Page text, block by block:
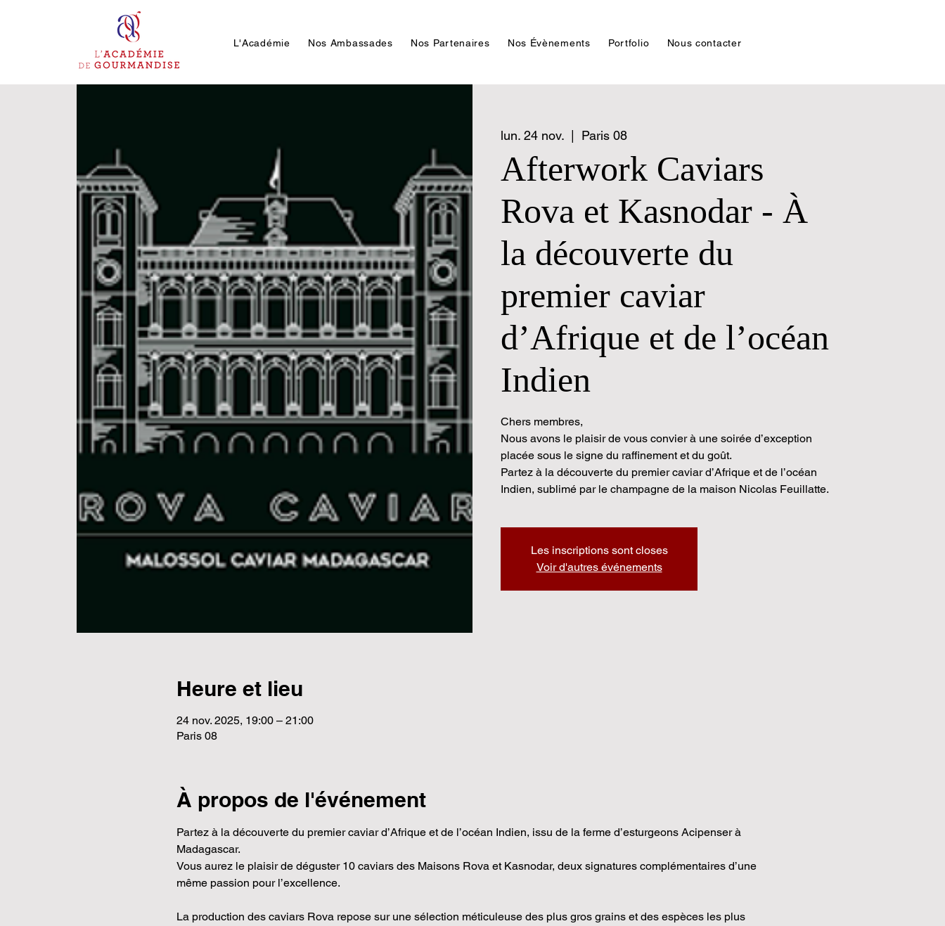
L'Académie Nos Ambassades Nos Partenaires Nos Évènements Portfolio Nous contacter
lun. 24 nov. Paris 08
Afterwork Caviars
Rova et Kasnodar - À
la découverte du
premier caviar
d’Afrique et de l’océan
Indien
Chers membres,
Nous avons le plaisir de vous convier à une soirée d’exception
placée sous le signe du raffinement et du goût.
Partez à la découverte du premier caviar d’Afrique et de l’océan
Indien, sublimé par le champagne de la maison Nicolas Feuillatte.
Les inscriptions sont closes
Voir d'autres événements
Heure et lieu
24 nov. 2025, 19:00 – 21:00
Paris 08
À propos de l'événement
Partez à la découverte du premier caviar d’Afrique et de l’océan Indien, issu de la ferme d’esturgeons Acipenser à
Madagascar.
Vous aurez le plaisir de déguster 10 caviars des Maisons Rova et Kasnodar, deux signatures complémentaires d’une
même passion pour l’excellence.
La production des caviars Rova repose sur une sélection méticuleuse des plus gros grains et des espèces les plus